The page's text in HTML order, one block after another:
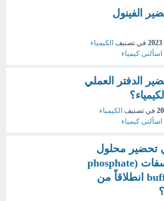
الفينول
في تصنيف الكيمياء
اسألنى كيمياء
الدفتر العملي
في تصنيف الكيمياء
اسألنى كيمياء
تحضير محلول
منظم الفوسفات (phosphate
buffer (pH 7.2 انطلاقاً من